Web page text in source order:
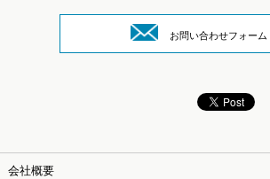
お問い合わせフォーム
会社概要